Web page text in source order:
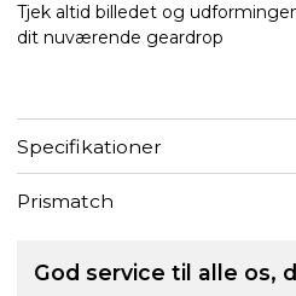
Tjek altid billedet og
dit nuværende geardrop
Specifikationer
Prismatch
God service til alle os,